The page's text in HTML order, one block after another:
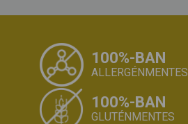
100%-BAN
ALLERGÉNMENTES
100%-BAN
GLUTÉNMENTES